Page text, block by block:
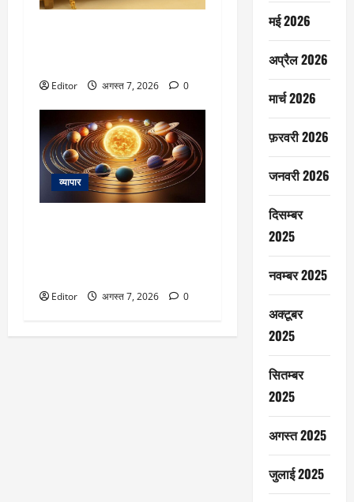
Editor अगस्त 7, 2026 0
व्यापार
Editor अगस्त 7, 2026 0
मई 2026
अप्रैल 2026
मार्च 2026
फ़रवरी 2026
जनवरी 2026
दिसम्बर
2025
नवम्बर 2025
अक्टूबर
2025
सितम्बर
2025
अगस्त 2025
जुलाई 2025